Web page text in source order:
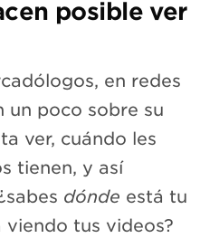
posible ver
en redes
un poco sobre su
ver, cuándo les
tienen, y así
dónde está tu
viendo tus videos?